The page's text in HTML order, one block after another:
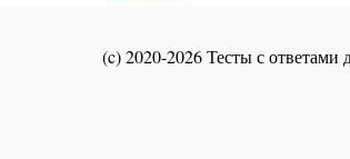
(c) 2020-2026 Тесты с